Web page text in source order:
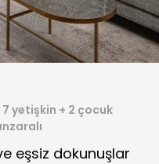
7 yetişkin + 2 çocuk
eşsiz dokunuşlar